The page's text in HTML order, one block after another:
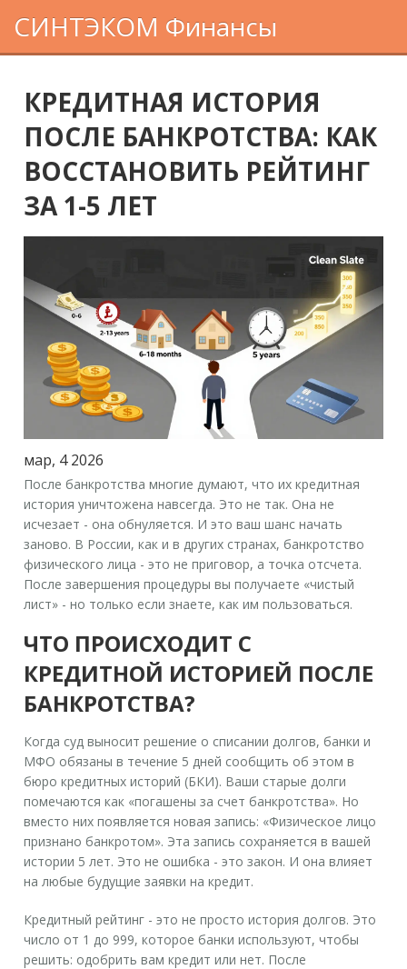
СИНТЭКОМ Финансы
КРЕДИТНАЯ ИСТОРИЯ
ПОСЛЕ БАНКРОТСТВА: КАК
ВОССТАНОВИТЬ РЕЙТИНГ
ЗА 1-5 ЛЕТ
мар, 4 2026
После банкротства многие думают, что их кредитная
история уничтожена навсегда. Это не так. Она не
исчезает - она обнуляется. И это ваш шанс начать
заново. В России, как и в других странах, банкротство
физического лица - это не приговор, а точка отсчета.
После завершения процедуры вы получаете «чистый
лист» - но только если знаете, как им пользоваться.
ЧТО ПРОИСХОДИТ С
КРЕДИТНОЙ ИСТОРИЕЙ ПОСЛЕ
БАНКРОТСТВА?
Когда суд выносит решение о списании долгов, банки и
МФО обязаны в течение 5 дней сообщить об этом в
бюро кредитных историй (БКИ). Ваши старые долги
помечаются как «погашены за счет банкротства». Но
вместо них появляется новая запись: «Физическое лицо
признано банкротом». Эта запись сохраняется в вашей
истории 5 лет. Это не ошибка - это закон. И она влияет
на любые будущие заявки на кредит.
Кредитный рейтинг - это не просто история долгов. Это
число от 1 до 999, которое банки используют, чтобы
решить: одобрить вам кредит или нет. После